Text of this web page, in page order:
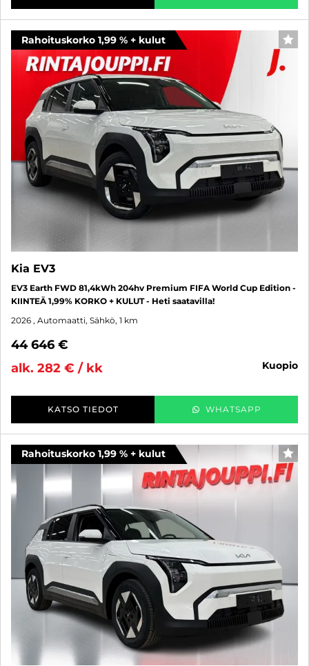
Rahoituskorko 1,99 % + kulut
Kia EV3
EV3 Earth FWD 81,4kWh 204hv Premium FIFA World Cup Edition -
KIINTEÄ 1,99% KORKO + KULUT - Heti saatavilla!
2026 , Automaatti, Sähkö, 1 km
44 646 €
alk. 282 € / kk
kuopio
KATSO TIEDOT WHATSAPP
Rahoituskorko 1,99 % + kulut